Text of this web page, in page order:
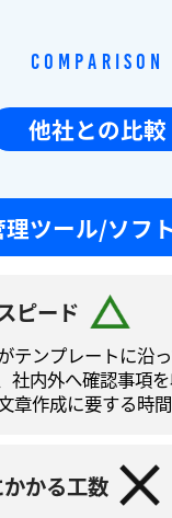
Comparison
他社との比較
理ツール/ソフ
ピード
テンプレートに沿
社内外へ確認事項
章作成に要する時間
かる工数